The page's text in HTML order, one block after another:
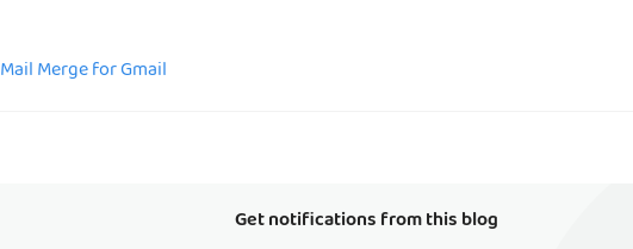
Mail Merge for Gmail
Get notifications from this blog